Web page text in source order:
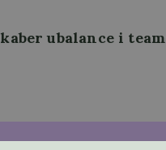
ubalance i